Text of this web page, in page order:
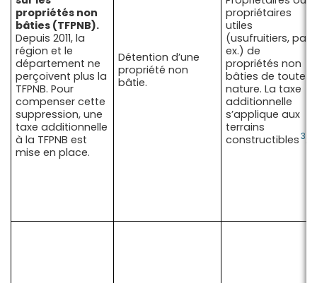
propriétés non
bâties (TFPNB).
Depuis 2011, la
région et le
département ne
perçoivent plus la
TFPNB. Pour
compenser cette
suppression, une
taxe additionnelle
à la TFPNB est
mise en place.
Détention d’une
propriété non
bâtie.
propriétaires
utiles
(usufruitiers, par
ex.) de
propriétés non
bâties de toute
nature. La taxe
additionnelle
s’applique aux
terrains
constructibles 3